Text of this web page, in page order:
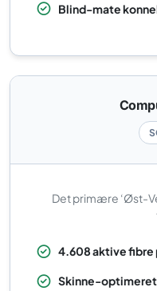
Blind-mate
Det primære ‘Øst-
4.608 aktive fibre
Skinne-